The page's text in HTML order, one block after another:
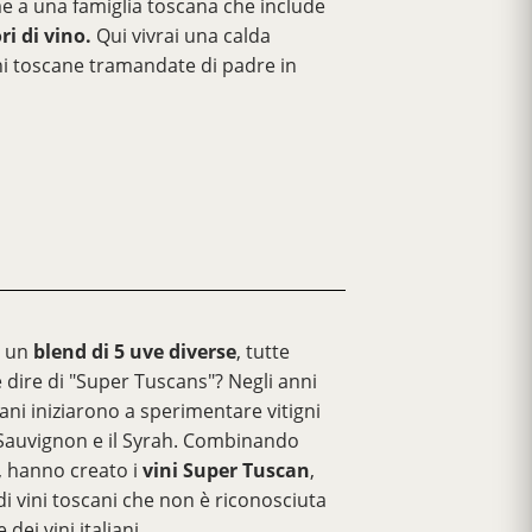
a una famiglia toscana che include
di vino. Qui vivrai una calda
toscane tramandate di padre in
blend di 5 uve diverse, tutte
di "Super Tuscans"? Negli anni
iniziarono a sperimentare vitigni
e il Syrah. Combinando
hanno creato i vini Super Tuscan,
vini toscani che non è riconosciuta